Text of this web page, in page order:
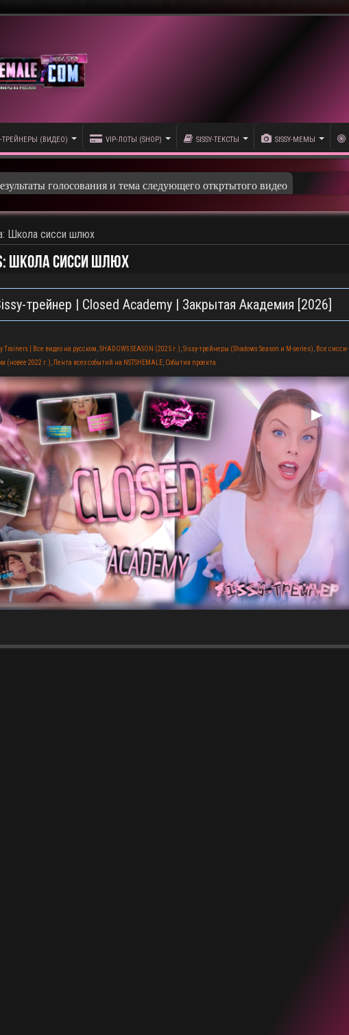
ТРЕЙНЕРЫ (ВИДЕО) VIP-ЛОТЫ (SHOP) SISSY-ТЕКСТЫ SISSY-МЕМЫ
голосования и тема следующего откртытого видео
Школа сисси шлюх
Школа сисси шлюх
трейнер | Closed Academy | Закрытая Академия [2026]
Trainers | Все видео на русском SHADOWS SEASON (2025 г.) Sissy-трейнеры (Shadows Season и M-series)
Все сисси-
(новее 2022 г.) Лента всех событий на NSTSHEMALE, События проекта
▶